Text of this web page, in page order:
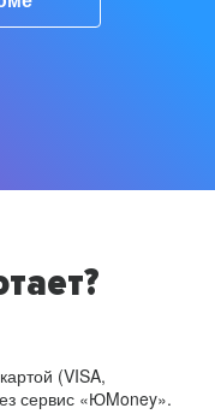
(VISA,
сервис «ЮMoney».